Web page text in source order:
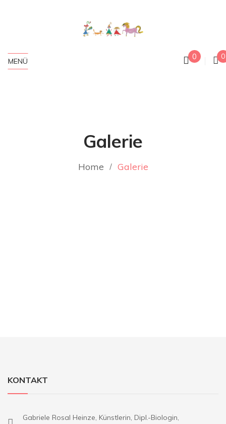
MENÜ 0 0
Galerie
Home Galerie
KONTAKT
Gabriele Rosal Heinze, Künstlerin, Dipl.-Biologin,